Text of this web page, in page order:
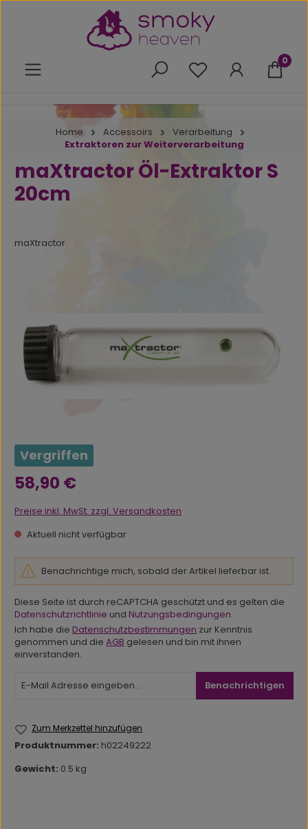
Zum Hauptinhalt springen
Du hast 0 Produkte
0
Home Accessoirs
Verarbeitung
Extraktoren zur Weiterverarbeitung
maXtractor Öl-Extraktor S
20cm
maXtractor
Vergriffen
Regulärer Preis:
58,90 €
Preise inkl. MwSt. zzgl. Versandkosten
Aktuell nicht verfügbar
Benachrichtige mich, sobald der Artikel lieferbar ist.
Diese Seite ist durch reCAPTCHA geschützt und es gelten die
Datenschutzrichtlinie und Nutzungsbedingungen.
Ich habe die Datenschutzbestimmungen zur Kenntnis
genommen und die AGB gelesen und bin mit ihnen
einverstanden.
Benachrichtigen
Zum Merkzettel hinzufügen
Produktnummer: h02249222
Gewicht: 0.5 kg